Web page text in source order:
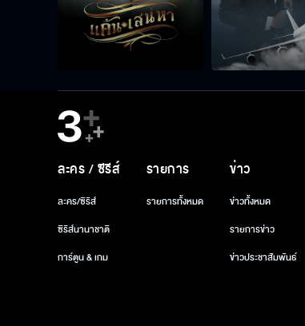
ละคร / ซีรีส์
ละคร/ซีรีส์
ซีรีส์นานาชาติ
การ์ตูน & เกม
รายการ
รายการทั้งหมด
ข่าว
ข่าวทั้งหมด
รายการข่าว
ข่าวประชาสัมพันธ์